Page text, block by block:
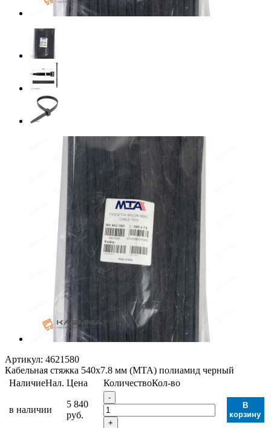
Артикул: 4621580
Кабельная стяжка 540х7.8 мм (MTA) полиамид черный
НаличиеНал. Цена КоличествоКол-во
в наличии
5 840
руб.
-
+
В
корзину